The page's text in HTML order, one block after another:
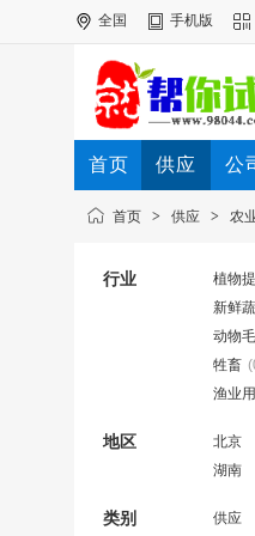
全国 手机版
首页 供应 公
首页 > 供应 > 农
行业 植物
新鲜
动物
牲畜
渔业
地区 北京
湖南
类别 供应